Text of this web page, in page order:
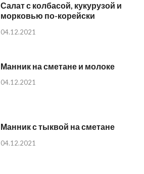
Салат с колбасой, кукурузой и
морковью по-корейски
04.12.2021
Манник на сметане и молоке
04.12.2021
Манник с тыквой на сметане
04.12.2021